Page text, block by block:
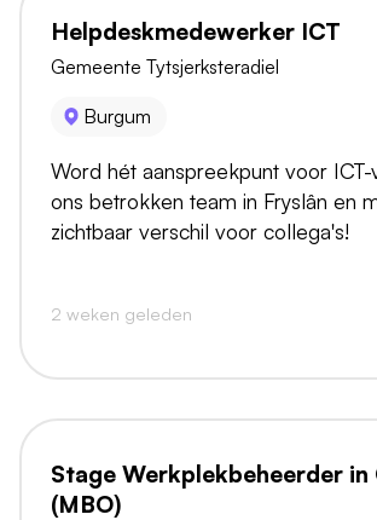
Helpdeskmedewerker ICT
Gemeente Tytsjerksteradiel
Burgum
Word hét aanspreekpunt voor ICT-
ons betrokken team in Fryslân en
zichtbaar verschil voor collega's!
2 weken geleden
Stage Werkplekbeheerder in
(MBO)